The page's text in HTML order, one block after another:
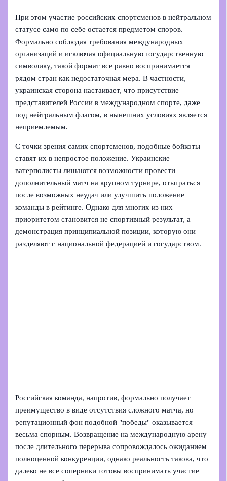
При этом участие российских спортсменов в нейтральном
статусе само по себе остается предметом споров.
Формально соблюдая требования международных
организаций и исключая официальную государственную
символику, такой формат все равно воспринимается
рядом стран как недостаточная мера. В частности,
украинская сторона настаивает, что присутствие
представителей России в международном спорте, даже
под нейтральным флагом, в нынешних условиях является
неприемлемым.
С точки зрения самих спортсменов, подобные бойкоты
ставят их в непростое положение. Украинские
ватерполисты лишаются возможности провести
дополнительный матч на крупном турнире, отыграться
после возможных неудач или улучшить положение
команды в рейтинге. Однако для многих из них
приоритетом становится не спортивный результат, а
демонстрация принципиальной позиции, которую они
разделяют с национальной федерацией и государством.
Российская команда, напротив, формально получает
преимущество в виде отсутствия сложного матча, но
репутационный фон подобной "победы" оказывается
весьма спорным. Возвращение на международную арену
после длительного перерыва сопровождалось ожиданием
полноценной конкуренции, однако реальность такова, что
далеко не все соперники готовы воспринимать участие